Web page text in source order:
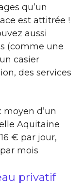
qu’un
est attitrée !
aussi
(comme une
casier
des services
moyen d’un
Aquitaine
€ par jour,
par mois
privatif